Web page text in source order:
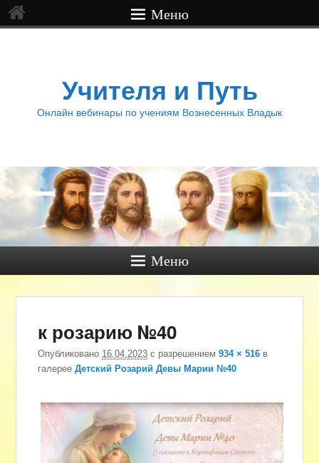
Меню
Учителя и Путь
Онлайн вебинары по учениям Вознесенных Владык
Меню
к розарию №40
Опубликовано 16.04.2023 с разрешением934 × 516 в
галерееДетский Розарий Девы Марии №40